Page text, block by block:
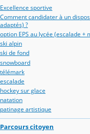
Excellence sportive
Comment candidater à un
adaptés) ?
option EPS au lycée (escalade +
ski alpin
ski de fond
snowboard
télémark
escalade
hockey sur glace
natation
patinage artistique
Parcours citoyen